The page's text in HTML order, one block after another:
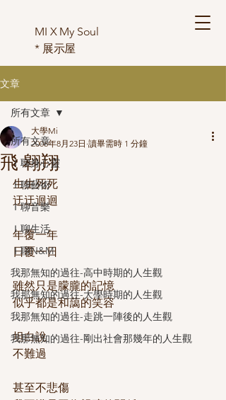
MI X My Soul
* 展示屋
文章
所有文章
Ｉ聊身心靈
Ｉ聊藝術
Ｉ聊音樂
Ｉ聊生活
Ｉ聊N&M
我那無知的過往-高中時期的人生觀
我那無知的過往-大學時期的人生觀
我那無知的過往-走跳一陣後的人生觀
我那無知的過往-剛出社會那幾年的人生觀
所有文章
飛 翱翔
大學Mi
2006年8月23日 讀畢需時 1 分鐘
生生死死
迂迂迴迴
年覆一年
日覆一日
雖然只是朦朧的記憶
似乎都是和藹的笑容
坦白說
不難過
甚至不悲傷